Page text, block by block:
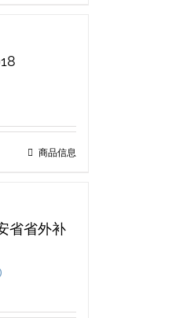
商品信息
省省外补